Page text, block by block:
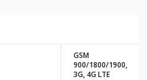
GSM
900/1800/1900,
3G, 4G LTE